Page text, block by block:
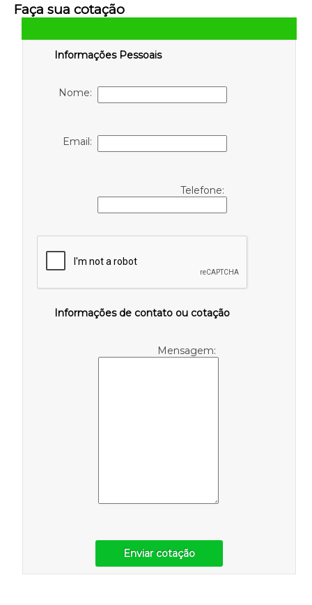
Faça sua cotação
Informações Pessoais
Nome:
Email:
Telefone:
Informações de contato ou cotação
Mensagem:
Enviar cotação